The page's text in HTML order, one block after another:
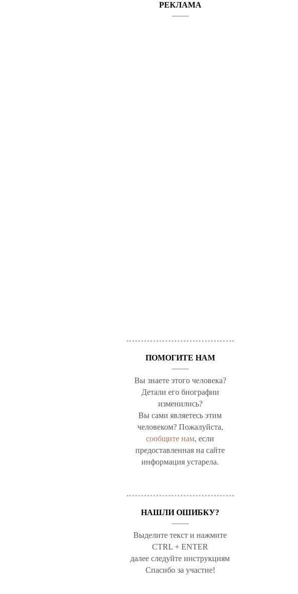
РЕКЛАМА
ПОМОГИТЕ НАМ
Вы знаете этого человека?
Детали его биографии
изменились?
Вы сами являетесь этим
человеком? Пожалуйста,
сообщите нам, если
предоставленная на сайте
информация устарела.
НАШЛИ ОШИБКУ?
Выделите текст и нажмите
CTRL + ENTER
далее следуйте инструкциям
Спасибо за участие!